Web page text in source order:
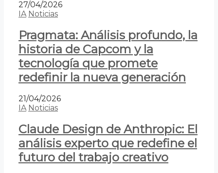
27/04/2026
IA Noticias
Pragmata: Análisis profundo, la
historia de Capcom y la
tecnología que promete
redefinir la nueva generación
21/04/2026
IA Noticias
Claude Design de Anthropic: El
análisis experto que redefine el
futuro del trabajo creativo